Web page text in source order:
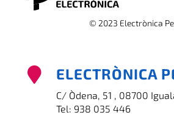
© 2023 Electrònica
 ELECTRÒNICA
C/ Òdena, 51 , 08700
Tel: 938 035 446